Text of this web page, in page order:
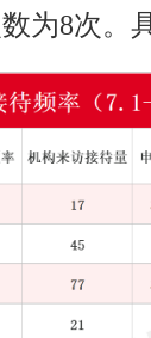
为8次。